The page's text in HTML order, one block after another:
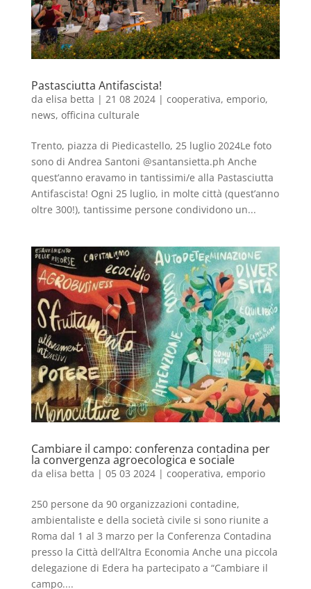
Pastasciutta Antifascista!
da elisa betta | 21 08 2024| cooperativa, emporio,
news, officina culturale
Trento, piazza di Piedicastello, 25 luglio 2024Le foto
sono di Andrea Santoni @santansietta.ph Anche
quest’anno eravamo in tantissimi/e alla Pastasciutta
Antifascista! Ogni 25 luglio, in molte città (quest’anno
oltre 300!), tantissime persone condividono un...
Cambiare il campo: conferenza contadina per
la convergenza agroecologica e sociale
da elisa betta | 05 03 2024| cooperativa, emporio
250 persone da 90 organizzazioni contadine,
ambientaliste e della società civile si sono riunite a
Roma dal 1 al 3 marzo per la Conferenza Contadina
presso la Città dell’Altra Economia Anche una piccola
delegazione di Edera ha partecipato a “Cambiare il
campo....